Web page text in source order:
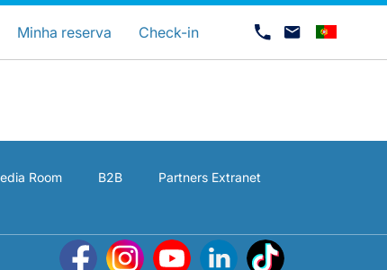
Minha reserva Check-in
Room B2B
Partners Extranet